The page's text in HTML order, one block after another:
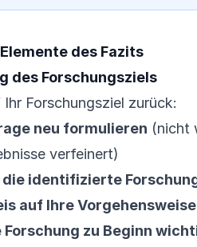
des Fazits
des Forschungsziels
Ihr Forschungsziel zurück:
neu formulieren (nicht
verfeinert)
die identifizierte
auf Ihre Vorgehensweise
Forschung zu Beginn